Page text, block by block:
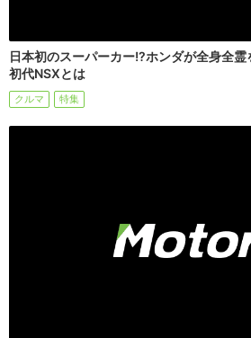
日本初のスーパーカー!?ホンダが全身全
初代NSXとは
クルマ 特集